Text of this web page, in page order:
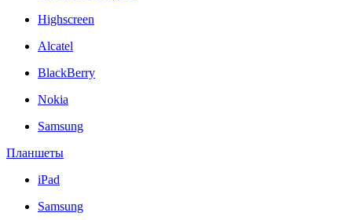
Highscreen
Alcatel
BlackBerry
Nokia
Samsung
Планшеты
iPad
Samsung